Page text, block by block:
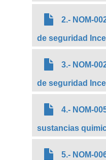
2.- NOM-
de seguridad
3.- NOM-
de seguridad
4.- NOM-
sustancias
5.- NOM-